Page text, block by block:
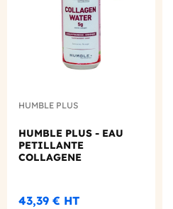
HUMBLE PLUS
HUMBLE PLUS - EAU
PETILLANTE
COLLAGENE
ALU 330ML X24
43,39 € HT